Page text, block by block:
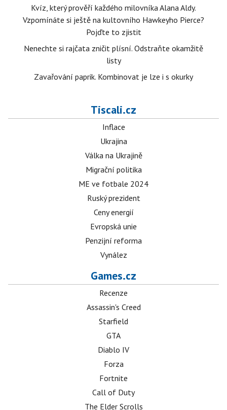
Kvíz, který prověří každého milovníka Alana Aldy.
Vzpomínáte si ještě na kultovního Hawkeyho Pierce?
Pojďte to zjistit
Nenechte si rajčata zničit plísní. Odstraňte okamžitě
listy
Zavařování paprik. Kombinovat je lze i s okurky
Tiscali.cz
Inflace
Ukrajina
Válka na Ukrajině
Migrační politika
ME ve fotbale 2024
Ruský prezident
Ceny energií
Evropská unie
Penzijní reforma
Vynález
Games.cz
Recenze
Assassin's Creed
Starfield
GTA
Diablo IV
Forza
Fortnite
Call of Duty
The Elder Scrolls